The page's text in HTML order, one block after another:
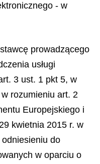
- w
prowadzącego
usługi
3 ust. 1 pkt 5, w
rozumieniu art. 2
Europejskiego i
kwietnia 2015 r. w
odniesieniu do
w oparciu o